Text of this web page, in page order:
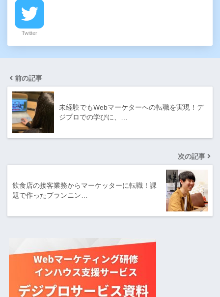
Twitter
前の記事
未経験でもWebマーケターへの転職を実現！デ
ジプロでの学びに、…
次の記事
飲食店の接客業務からマーケッターに転職！課
題で作ったプランニン…